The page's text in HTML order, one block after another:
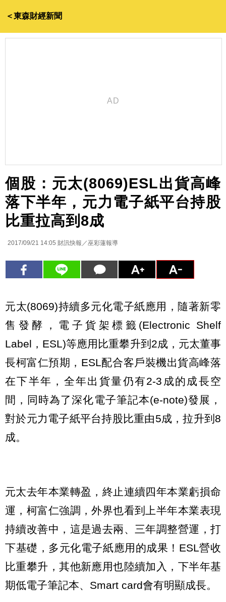
＜東森財經新聞
個股：元太(8069)ESL出貨高峰
落下半年，元力電子紙平台持股
比重拉高到8成
2017/09/21 14:05 財訊快報／巫彩蓮報導
元太(8069)持續多元化電子紙應用，隨著新零
售發酵，電子貨架標籤(Electronic Shelf
Label，ESL)等應用比重攀升到2成，元太董事
長柯富仁預期，ESL配合客戶裝機出貨高峰落
在下半年，全年出貨量仍有2-3成的成長空
間，同時為了深化電子筆記本(e-note)發展，
對於元力電子紙平台持股比重由5成，拉升到8
成。
元太去年本業轉盈，終止連續四年本業虧損命
運，柯富仁強調，外界也看到上半年本業表現
持續改善中，這是過去兩、三年調整營運，打
下基礎，多元化電子紙應用的成果！ESL營收
比重攀升，其他新應用也陸續加入，下半年基
期低電子筆記本、Smart card會有明顯成長。